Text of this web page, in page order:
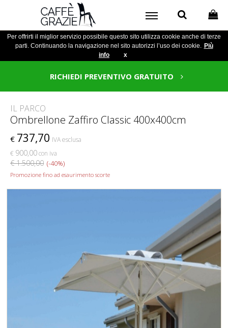
Per offrirti il miglior servizio possibile questo sito utilizza cookie anche di terze
parti. Continuando la navigazione nel sito autorizzi l’uso dei cookie. Più
info
x
RICHIEDI PREVENTIVO GRATUITO
IL PARCO
Ombrellone Zaffiro Classic 400x400cm
€ 737,70 IVA esclusa
€ 900,00con iva
€ 1.500,00 (-40%)
Promozione fino ad esaurimento scorte